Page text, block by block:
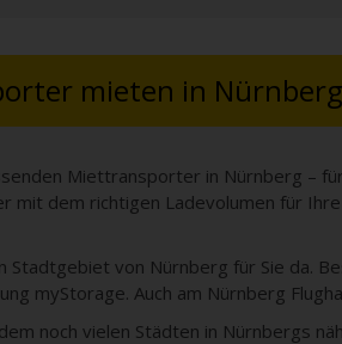
mieten in Nürnberg
Miettransporter in Nürnberg –
mit dem richtigen Ladevolumen für
Stadtgebiet von Nürnberg für Sie da.
myStorage. Auch am Nürnberg
noch vielen Städten in Nürnbergs